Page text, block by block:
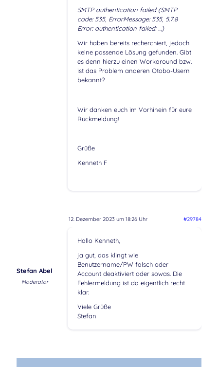
SMTP authentication failed (SMTP
code: 535, ErrorMessage: 535, 5.7.8
Error: authentication failed: …)
Wir haben bereits recherchiert, jedoch
keine passende Lösung gefunden. Gibt
es denn hierzu einen Workaround bzw.
ist das Problem anderen Otobo-Usern
bekannt?
Wir danken euch im Vorhinein für eure
Rückmeldung!
Grüße
Kenneth F
12. Dezember 2023 um 18:26 Uhr #29784
Stefan Abel
Moderator
Hallo Kenneth,
ja gut, das klingt wie
Benutzername/PW falsch oder
Account deaktiviert oder sowas. Die
Fehlermeldung ist da eigentlich recht
klar.
Viele Grüße
Stefan